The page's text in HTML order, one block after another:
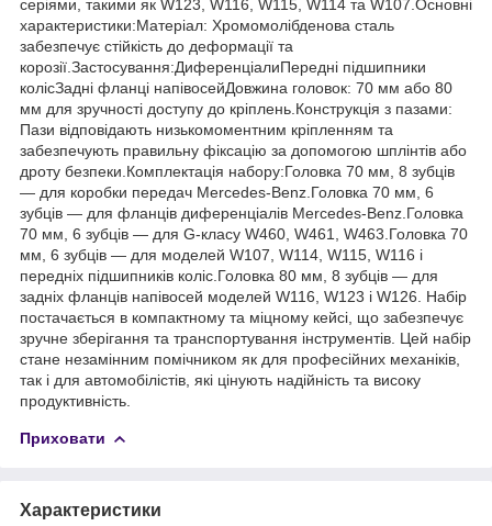
серіями, такими як W123, W116, W115, W114 та W107.Основні
характеристики:Матеріал: Хромомолібденова сталь
забезпечує стійкість до деформації та
корозії.Застосування:ДиференціалиПередні підшипники
колісЗадні фланці напівосейДовжина головок: 70 мм або 80
мм для зручності доступу до кріплень.Конструкція з пазами:
Пази відповідають низькомоментним кріпленням та
забезпечують правильну фіксацію за допомогою шплінтів або
дроту безпеки.Комплектація набору:Головка 70 мм, 8 зубців
— для коробки передач Mercedes-Benz.Головка 70 мм, 6
зубців — для фланців диференціалів Mercedes-Benz.Головка
70 мм, 6 зубців — для G-класу W460, W461, W463.Головка 70
мм, 6 зубців — для моделей W107, W114, W115, W116 і
передніх підшипників коліс.Головка 80 мм, 8 зубців — для
задніх фланців напівосей моделей W116, W123 і W126. Набір
постачається в компактному та міцному кейсі, що забезпечує
зручне зберігання та транспортування інструментів. Цей набір
стане незамінним помічником як для професійних механіків,
так і для автомобілістів, які цінують надійність та високу
продуктивність.
Приховати
Характеристики